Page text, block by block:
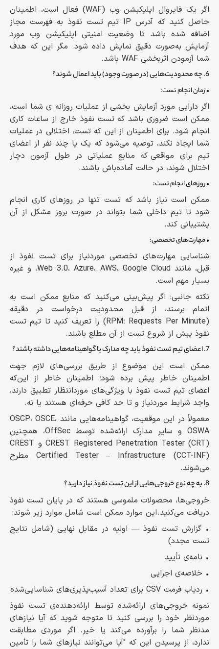
اگر یک فایروال اپلیکیشن وب (WAF) فعال است، اطمینان
حاصل کنید که آدرس IP تیم تست نفوذ به فهرست مجاز
اضافه شده باشد تا وضعیت امنیتی اپلیکیشن وب مورد
آزمایش به‌صورت دقیق نمایش داده شود. مگر این که هدف
شما آزمودن اثربخشی WAF باشد.
6. چه محدودیت‌هایی (در صورت وجود) باید اعمال شوند؟
• زمان انجام تست:
اگر دارایی مورد آزمایش بخشی از عملیات روزانه ی شما است،
ممکن است ضروری باشد که تست نفوذ خارج از ساعات کاری
انجام شود. برای اطمینان از این که تست، اختلالی در عملیات
شما ایجاد نکند، توصیه می‌شود که یک یا چند نفر از اعضای
تیم برای مواقعی که منابع عملیاتی در طول آزمون دچار
اختلال شوند، در حالت آماده‌باش باشند.
• روزهای انجام تست:
ممکن است نیاز باشد که تست تنها در روزهای کاری انجام
شود تا تیم داخلی شما بتواند در صورت بروز مشکل از آن
پشتیبانی کند.
• مهارت‌های تخصصی:
شناسایی مهارت‌های تخصصی موردنیاز برای تست نفوذ از
قبل، مانند Web 3.0، Azure، AWS، Google Cloud، و غیره
بسیار مهم است.
نکته جانبی: اگر پیش‌بینی می‌کنید که منابع ممکن است به
اتمام برسند، از قبل محدودیت درخواست‌ در دقیقه
(Requests Per Minute ؛RPM) را تعریف کنید تا تیم تست
نفوذ پیش از شروع تست از آن مطلع باشند.
7. اعضای تیم تست نفوذ باید چه مدارک یا گواهینامه‌هایی داشته باشند؟
ممکن است این موضوع از طریق بررسی‌های لازم جهت
اطمینان خاطر پیش برده شود؛ اطمینان خاطر از این‌که
اعضای تیم تست نفوذ با ویژگی‌های موردانتظار تطبیق دارند،
واجد شرایط موردنیاز و تا حد کافی حرفه‌ای هستند یا نه.
معمولاً در این موقعیت، گواهینامه‌هایی مانند OSCP، OSCE،
OSWA و سایر مدارک ارائه‌شده توسط OffSec، همچنین
CREST Registered Penetration Tester (CRT) و CREST
Certified Tester – Infrastructure (CCT-INF) مطرح
می‌شوند.
8. به چه نوع خروجی‌هایی از این تست نفوذ نیاز دارید؟
خروجی‌ها، محصولات ملموسی هستند که در پایان تست نفوذ
دریافت می‌کنید. این موارد ممکن است شامل موارد زیر شوند:
• گزارش تست نفوذ — اولیه در مقابل نهایی (شامل نتایج
تست مجدد)
• نامه‌ی تأیید
• خلاصه‌ی اجرایی
• ردیاب فرمت CSV برای تعداد آسیب‌پذیری‌های شناسایی‌شده
نمونه خروجی‌های ارائه‌شده توسط ارائه‌دهنده‌ی تست نفوذ
موردنظر خود را بررسی کنید تا متوجه شوید که آیا نیازهای
مدنظر شما را برآورده می‌کند یا خیر. اگر موردی مطابقت
ندارد، از پرسیدن این که "آیا می‌توانند نیازهای شما را تأمین